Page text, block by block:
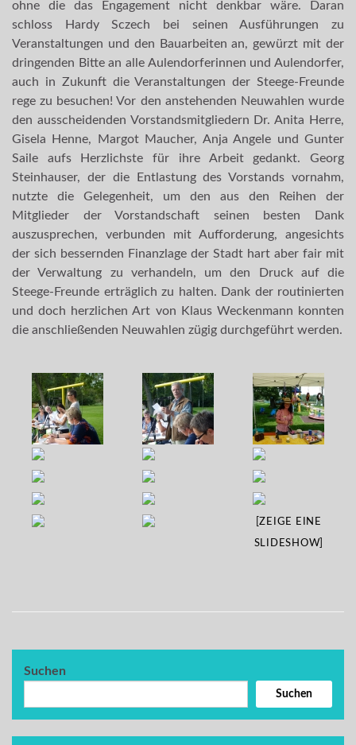
ohne die das Engagement nicht denkbar wäre. Daran
schloss Hardy Sczech bei seinen Ausführungen zu
Veranstaltungen und den Bauarbeiten an, gewürzt mit der
dringenden Bitte an alle Aulendorferinnen und Aulendorfer,
auch in Zukunft die Veranstaltungen der Steege-Freunde
rege zu besuchen! Vor den anstehenden Neuwahlen wurde
den ausscheidenden Vorstandsmitgliedern Dr. Anita Herre,
Gisela Henne, Margot Maucher, Anja Angele und Gunter
Saile aufs Herzlichste für ihre Arbeit gedankt. Georg
Steinhauser, der die Entlastung des Vorstands vornahm,
nutzte die Gelegenheit, um den aus den Reihen der
Mitglieder der Vorstandschaft seinen besten Dank
auszusprechen, verbunden mit Aufforderung, angesichts
der sich bessernden Finanzlage der Stadt hart aber fair mit
der Verwaltung zu verhandeln, um den Druck auf die
Steege-Freunde erträglich zu halten. Dank der routinierten
und doch herzlichen Art von Klaus Weckenmann konnten
die anschließenden Neuwahlen zügig durchgeführt werden.
[ZEIGE EINE
SLIDESHOW]
Suchen
Suchen